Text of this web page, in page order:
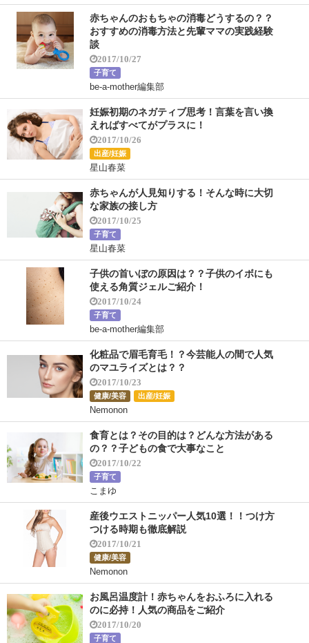
赤ちゃんのおもちゃの消毒どうするの？？
おすすめの消毒方法と先輩ママの実践経験
談
2017/10/27
子育て
be-a-mother編集部
妊娠初期のネガティブ思考！言葉を言い換
えればすべてがプラスに！
2017/10/26
出産/妊娠
星山春菜
赤ちゃんが人見知りする！そんな時に大切
な家族の接し方
2017/10/25
子育て
星山春菜
子供の首いぼの原因は？？子供のイボにも
使える角質ジェルご紹介！
2017/10/24
子育て
be-a-mother編集部
化粧品で眉毛育毛！？今芸能人の間で人気
のマユライズとは？？
2017/10/23
健康/美容 出産/妊娠
Nemonon
食育とは？その目的は？どんな方法がある
の？？子どもの食で大事なこと
2017/10/22
子育て
こまゆ
産後ウエストニッパー人気10選！！つけ方
つける時期も徹底解説
2017/10/21
健康/美容
Nemonon
お風呂温度計！赤ちゃんをおふろに入れる
のに必持！人気の商品をご紹介
2017/10/20
子育て